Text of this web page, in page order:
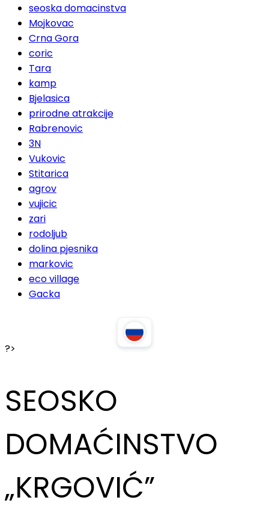
seoska domacinstva
Mojkovac
Crna Gora
coric
Tara
kamp
Bjelasica
prirodne atrakcije
Rabrenovic
3N
Vukovic
Stitarica
agrov
vujicic
zari
rodoljub
dolina pjesnika
markovic
eco village
Gacka
?>
SEOSKO
DOMAĆINSTVO
„KRGOVIĆ”